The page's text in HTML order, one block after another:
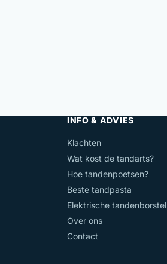
INFO & ADVIES
Klachten
Wat kost de tandarts?
Hoe tandenpoetsen?
Beste tandpasta
Elektrische tandenborstel
Over ons
Contact